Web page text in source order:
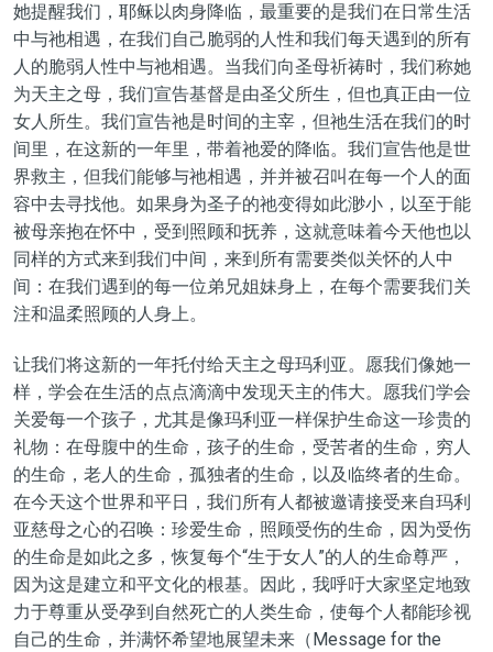
她提醒我们，耶稣以肉身降临 ， 最重要的是我们在日常生活
中与祂相遇 ，在我们自己脆弱的人性和我们每天遇到的所有
人的脆弱人性中与祂相遇。 当我们向圣母祈祷时，我们称她
为天主之母，我们宣告基督是由圣父所生，但也真正由一位
女人所生。我们宣告祂是时间的主宰，但祂生活在我们的时
间里，在这新的一年里，带着祂爱的降临。我们宣告他是世
界救主，但我们能够与祂相遇 ，并并被召叫在每一个人的面
容中去寻找他。如果身为圣子的祂变得如此渺小，以至于能
被母亲抱在怀中 ， 受到照顾和抚养，这就意味着今天他也以
同样的方式来到我们中间，来到所有需要类似关怀的人中
间：在我们遇到的每一位弟兄姐妹身上 ，在每个需要我们关
注和温柔照顾的人身上。
让我们将这新的一年托付给天主之母玛利亚。愿我们像她一
样，学会在生活的点点滴滴中发现天主的伟大。愿我们学会
关爱每一个孩子， 尤其是像玛利亚一样保护生命这一珍贵的
礼物：在母腹中的生命，孩子的生命，受苦者的生命，穷人
的生命，老人的生命，孤独者的生命，以及临终者的生命。
在今天这个世界和平日，我们所有人都被邀请接受来自玛利
亚慈母之心的召唤：珍爱生命，照顾受伤的生命 ， 因为受伤
的生命是如此之多 ，恢复每个“生于女人”的人的生命尊严，
因为这是建立和平文化的根基。因此， 我呼吁大家坚定地致
力于尊重从受孕到自然死亡的人类生命，使每个人都能珍视
自己的生命，并满怀希望地展望未来（Message for the